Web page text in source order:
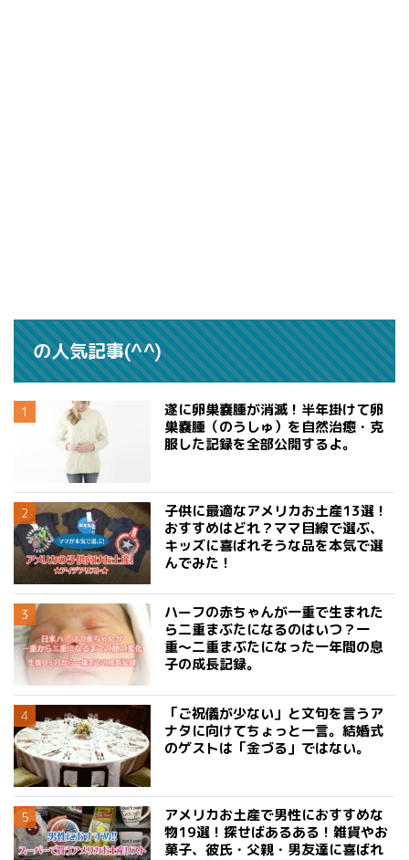
の人気記事(^^)
遂に卵巣嚢腫が消滅！半年掛けて卵
巣嚢腫（のうしゅ）を自然治癒・克
服した記録を全部公開するよ。
子供に最適なアメリカお土産13選！
おすすめはどれ？ママ目線で選ぶ、
キッズに喜ばれそうな品を本気で選
んでみた！
ハーフの赤ちゃんが一重で生まれた
ら二重まぶたになるのはいつ？一
重〜二重まぶたになった一年間の息
子の成長記録。
「ご祝儀が少ない」と文句を言うア
ナタに向けてちょっと一言。結婚式
のゲストは「金づる」ではない。
アメリカお土産で男性におすすめな
物19選！探せばあるある！雑貨やお
菓子、彼氏・父親・男友達に喜ばれ